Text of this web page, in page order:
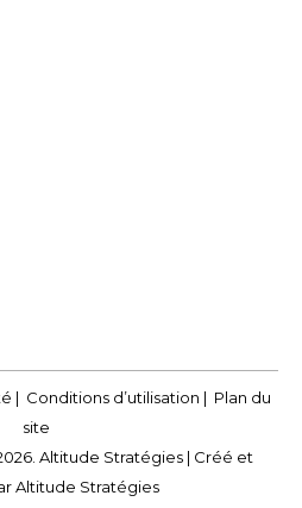
| Conditions d’utilisation | Plan du
site
Altitude Stratégies | Créé et
Altitude Stratégies